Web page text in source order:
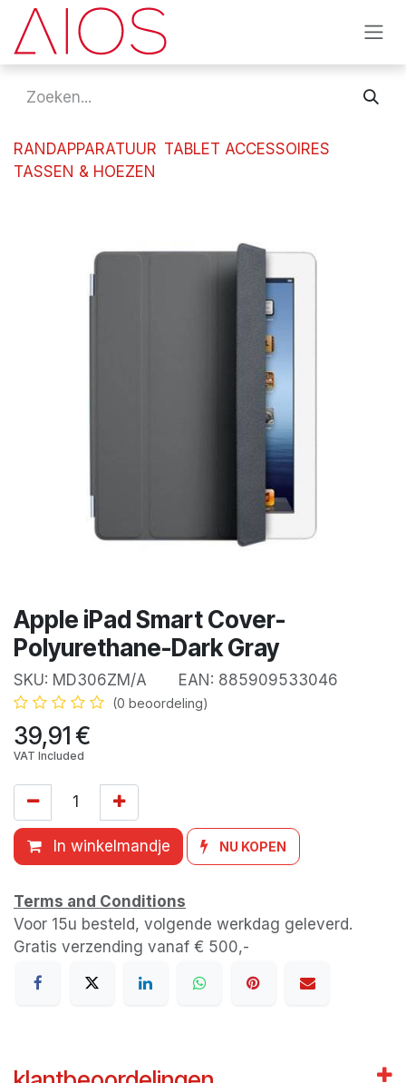
Overslaan naar inhoud
RANDAPPARATUUR TABLET ACCESSOIRES
TASSEN & HOEZEN
Apple iPad Smart Cover-
Polyurethane-Dark Gray
SKU: MD306ZM/A EAN: 885909533046
(0 beoordeling)
39,91€
VAT Included
In winkelmandje NU KOPEN
Terms and Conditions
Voor 15u besteld, volgende werkdag geleverd.
Gratis verzending vanaf € 500,-